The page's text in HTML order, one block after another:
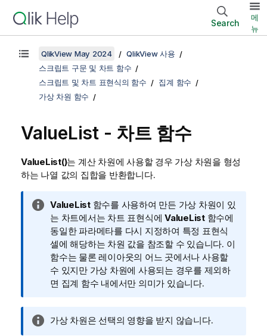
Search
메
뉴
QlikView May 2024
QlikView 사용
스크립트 구문 및 차트 함수
스크립트 및 차트 표현식의 함수
집계 함수
가상 차원 함수
ValueList- 차트 함수
ValueList()는 계산 차원에 사용할 경우 가상 차원을 형성
하는 나열 값의 집합을 반환합니다.
정
보
메
모
ValueList함수를 사용하여 만든 가상 차원이 있
는 차트에서는 차트 표현식에 ValueList함수에
동일한 파라메타를 다시 지정하여 특정 표현식
셀에 해당하는 차원 값을 참조할 수 있습니다. 이
함수는 물론 레이아웃의 어느 곳에서나 사용할
수 있지만 가상 차원에 사용되는 경우를 제외하
면 집계 함수 내에서만 의미가 있습니다.
정
가상 차원은 선택의 영향을 받지 않습니다.